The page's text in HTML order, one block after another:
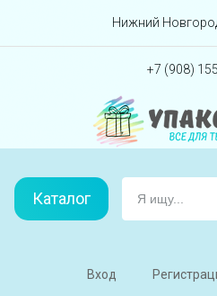
Нижний
+7 (908)
Каталог
Вход